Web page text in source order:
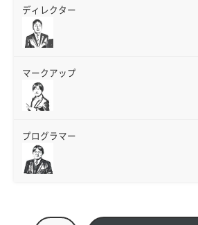
ディレクター
マークアップ
プログラマー